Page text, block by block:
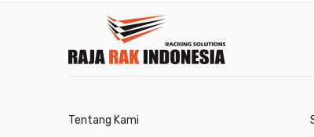
Tentang Kami